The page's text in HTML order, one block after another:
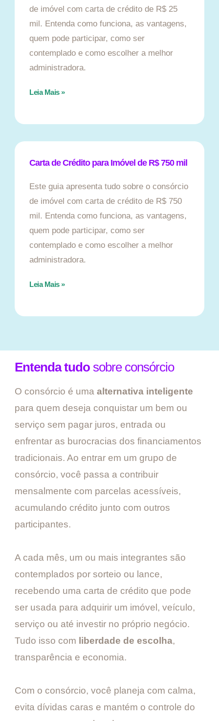
de imóvel com carta de crédito de R$ 25
mil. Entenda como funciona, as vantagens,
quem pode participar, como ser
contemplado e como escolher a melhor
administradora.
Leia Mais »
Carta de Crédito para Imóvel de R$ 750 mil
Este guia apresenta tudo sobre o consórcio
de imóvel com carta de crédito de R$ 750
mil. Entenda como funciona, as vantagens,
quem pode participar, como ser
contemplado e como escolher a melhor
administradora.
Leia Mais »
Entenda tudo sobre consórcio
O consórcio é uma alternativa inteligente
para quem deseja conquistar um bem ou
serviço sem pagar juros, entrada ou
enfrentar as burocracias dos financiamentos
tradicionais. Ao entrar em um grupo de
consórcio, você passa a contribuir
mensalmente com parcelas acessíveis,
acumulando crédito junto com outros
participantes.
A cada mês, um ou mais integrantes são
contemplados por sorteio ou lance,
recebendo uma carta de crédito que pode
ser usada para adquirir um imóvel, veículo,
serviço ou até investir no próprio negócio.
Tudo isso com liberdade de escolha,
transparência e economia.
Com o consórcio, você planeja com calma,
evita dívidas caras e mantém o controle do